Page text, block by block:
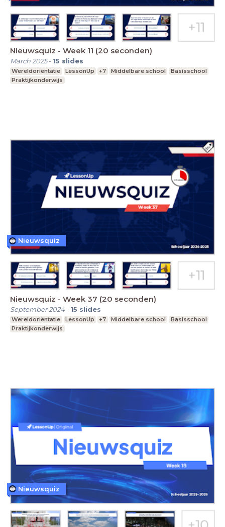
Nieuwsquiz - Week 11 (20 seconden)
March 2025- 15 slides
Wereldoriëntatie LessonUp +7 Middelbare school
Basisschool
Praktijkonderwijs
Nieuwsquiz - Week 37 (20 seconden)
September 2024- 15 slides
Wereldoriëntatie LessonUp +7 Middelbare school
Basisschool
Praktijkonderwijs
Nieuwsquiz
Nieuwsquiz